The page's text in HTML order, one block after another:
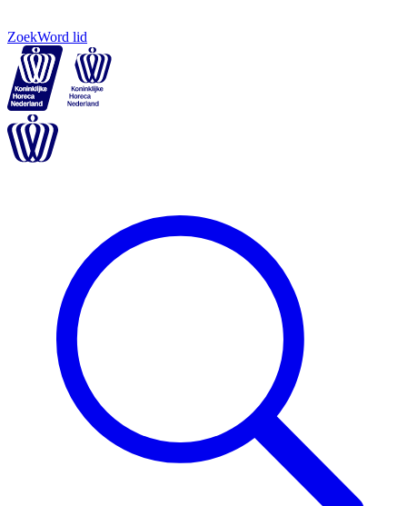
ZoekWord lid